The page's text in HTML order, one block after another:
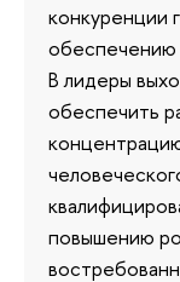
конкуренции
обеспечению
В лидеры
обеспечить
повышению